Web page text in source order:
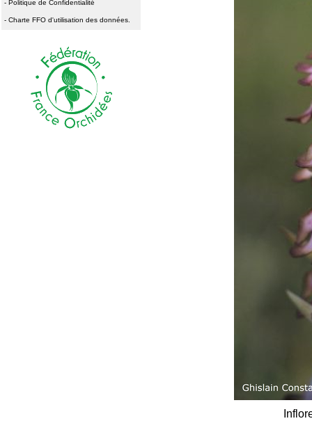
- Politique de Confidentialité
- Charte FFO d'utilisation des données.